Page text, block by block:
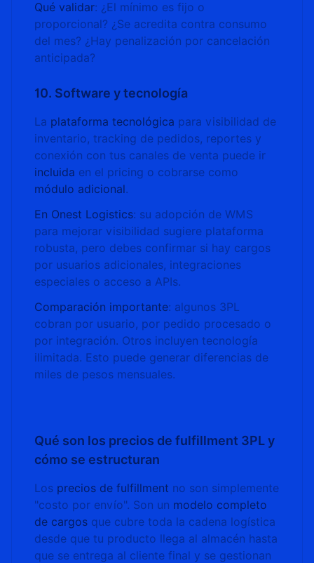
Qué validar: ¿El mínimo es fijo o
proporcional? ¿Se acredita contra consumo
del mes? ¿Hay penalización por cancelación
anticipada?
10. Software y tecnología
La plataforma tecnológica para visibilidad de
inventario, tracking de pedidos, reportes y
conexión con tus canales de venta puede ir
incluida en el pricing o cobrarse como
módulo adicional.
En Onest Logistics: su adopción de WMS
para mejorar visibilidad sugiere plataforma
robusta, pero debes confirmar si hay cargos
por usuarios adicionales, integraciones
especiales o acceso a APIs.
Comparación importante: algunos 3PL
cobran por usuario, por pedido procesado o
por integración. Otros incluyen tecnología
ilimitada. Esto puede generar diferencias de
miles de pesos mensuales.
Qué son los precios de fulfillment 3PL y
cómo se estructuran
Los precios de fulfillment no son simplemente
"costo por envío". Son un modelo completo
de cargos que cubre toda la cadena logística
desde que tu producto llega al almacén hasta
que se entrega al cliente final y se gestionan